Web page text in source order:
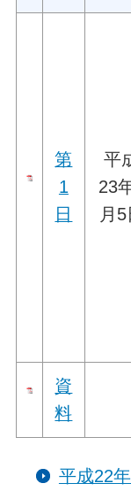
第
1
日
平
23
月5
資
料
平成22